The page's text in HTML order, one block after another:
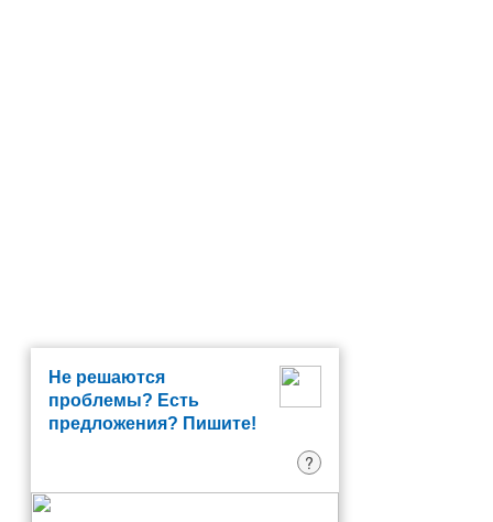
Не решаются
проблемы? Есть
предложения? Пишите!
?